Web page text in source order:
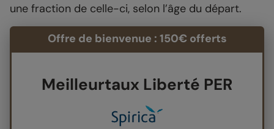
une fraction de celle-ci, selon l’âge du départ.
Offre de bienvenue : 150€ offerts
Meilleurtaux Liberté PER